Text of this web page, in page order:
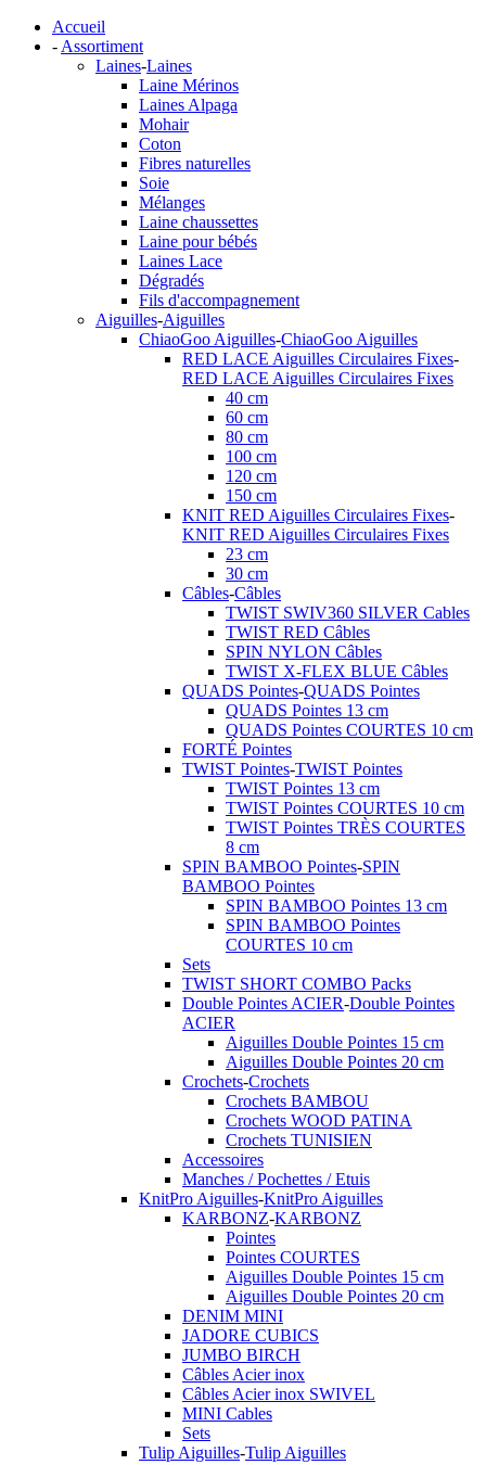
Accueil
- Assortiment
Laines-Laines
Laine Mérinos
Laines Alpaga
Mohair
Coton
Fibres naturelles
Soie
Mélanges
Laine chaussettes
Laine pour bébés
Laines Lace
Dégradés
Fils d'accompagnement
Aiguilles-Aiguilles
ChiaoGoo Aiguilles-ChiaoGoo Aiguilles
RED LACE Aiguilles Circulaires Fixes-
RED LACE Aiguilles Circulaires Fixes
40 cm
60 cm
80 cm
100 cm
120 cm
150 cm
KNIT RED Aiguilles Circulaires Fixes-
KNIT RED Aiguilles Circulaires Fixes
23 cm
30 cm
Câbles-Câbles
TWIST SWIV360 SILVER Cables
TWIST RED Câbles
SPIN NYLON Câbles
TWIST X-FLEX BLUE Câbles
QUADS Pointes-QUADS Pointes
QUADS Pointes 13 cm
QUADS Pointes COURTES 10 cm
FORTÉ Pointes
TWIST Pointes-TWIST Pointes
TWIST Pointes 13 cm
TWIST Pointes COURTES 10 cm
TWIST Pointes TRÈS COURTES
8 cm
SPIN BAMBOO Pointes-SPIN
BAMBOO Pointes
SPIN BAMBOO Pointes 13 cm
SPIN BAMBOO Pointes
COURTES 10 cm
Sets
TWIST SHORT COMBO Packs
Double Pointes ACIER-Double Pointes
ACIER
Aiguilles Double Pointes 15 cm
Aiguilles Double Pointes 20 cm
Crochets-Crochets
Crochets BAMBOU
Crochets WOOD PATINA
Crochets TUNISIEN
Accessoires
Manches / Pochettes / Etuis
KnitPro Aiguilles-KnitPro Aiguilles
KARBONZ-KARBONZ
Pointes
Pointes COURTES
Aiguilles Double Pointes 15 cm
Aiguilles Double Pointes 20 cm
DENIM MINI
JADORE CUBICS
JUMBO BIRCH
Câbles Acier inox
Câbles Acier inox SWIVEL
MINI Cables
Sets
Tulip Aiguilles-Tulip Aiguilles